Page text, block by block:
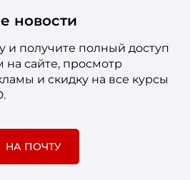
новости
и получите полный доступ
на сайте, просмотр
и скидку на все курсы
НА ПОЧТУ